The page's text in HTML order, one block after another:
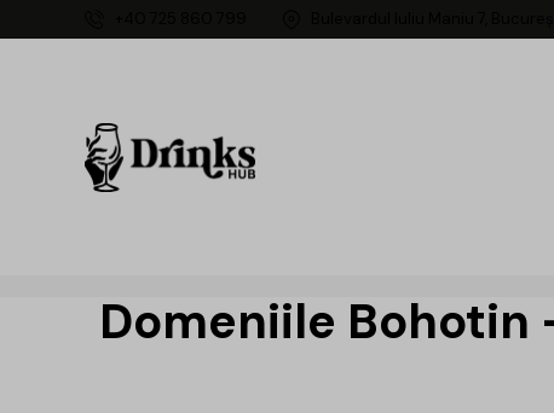
Domeniile Bohotin